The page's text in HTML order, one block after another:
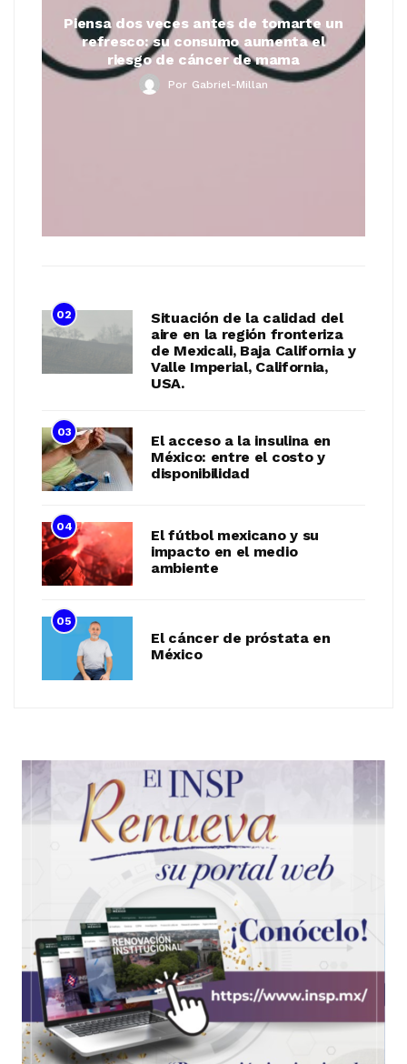
Piensa dos veces antes de tomarte un
refresco: su consumo aumenta el
riesgo de cáncer de mama
Por Gabriel-Millan
02
Situación de la calidad del
aire en la región fronteriza
de Mexicali, Baja California y
Valle Imperial, California,
USA.
03
El acceso a la insulina en
México: entre el costo y
disponibilidad
04
El fútbol mexicano y su
impacto en el medio
ambiente
05
El cáncer de próstata en
México